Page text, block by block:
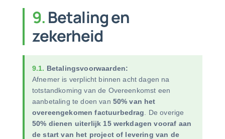
9.Betaling en
zekerheid
9.1. Betalingsvoorwaarden:
Afnemer is verplicht binnen acht dagen na
totstandkoming van de Overeenkomst een
aanbetaling te doen van 50% van het
overeengekomen factuurbedrag . De overige
50% dienen uiterlijk 15 werkdagen vooraf aan
de start van het project of levering van de